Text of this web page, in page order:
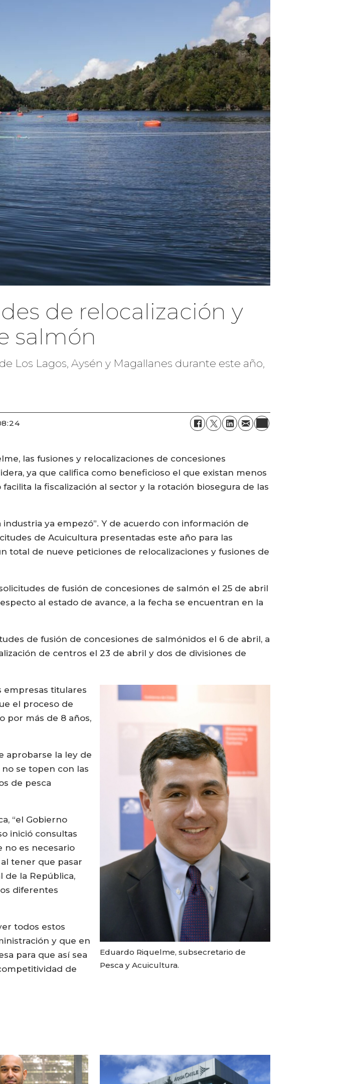
de relocalización y
salmón
Los Lagos, Aysén y Magallanes durante este año,
las fusiones y relocalizaciones de concesiones
ya que califica como beneficioso el que existan menos
la fiscalización al sector y la rotación biosegura de las
ya empezó”. Y de acuerdo con información de
de Acuicultura presentadas este año para las
total de nueve peticiones de relocalizaciones y fusiones de
de fusión de concesiones de salmón el 25 de abril
al estado de avance, a la fecha se encuentran en la
de fusión de concesiones de salmónidos el 6 de abril, a
de centros el 23 de abril y dos de divisiones de
Eduardo Riquelme, subsecretario de
Pesca y Acuicultura.
empresas titulares
el proceso de
por más de 8 años,
aprobarse la ley de
se topen con las
de pesca
“el Gobierno
inició consultas
no es necesario
tener que pasar
de la República,
diferentes
todos estos
y que en
para que así sea
de